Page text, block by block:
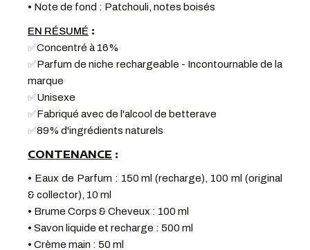
• Note de fond : Patchouli, notes boisés
EN RÉSUMÉ :
✅Concentré à 16%
✅Parfum de niche rechargeable - Incontournable de la
marque
✅Unisexe
✅Fabriqué avec de l'alcool de betterave
✅89% d'ingrédients naturels
CONTENANCE :
• Eaux de Parfum : 150 ml (recharge), 100 ml (original
& collector), 10 ml
• Brume Corps & Cheveux : 100 ml
• Savon liquide et recharge : 500 ml
• Crème main : 50 ml